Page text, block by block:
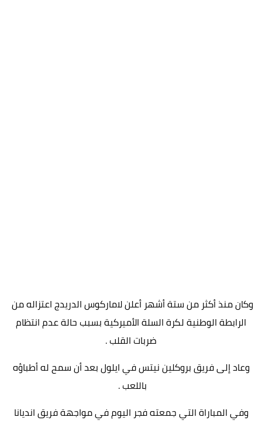
وكان منذ أكثر من ستة أشهر أعلن ​لاماركوس الدريدج​ اعتزاله من ​
الرابطة الوطنية لكرة السلة​ الأميركية بسبب حالة عدم انتظام
ضربات القلب .
وعاد إلى فريق بروكلين نيتس في ايلول بعد أن سمح له أطباؤه
باللعب .
وفي المباراة التي جمعته فجر اليوم في مواجهة فريق انديانا